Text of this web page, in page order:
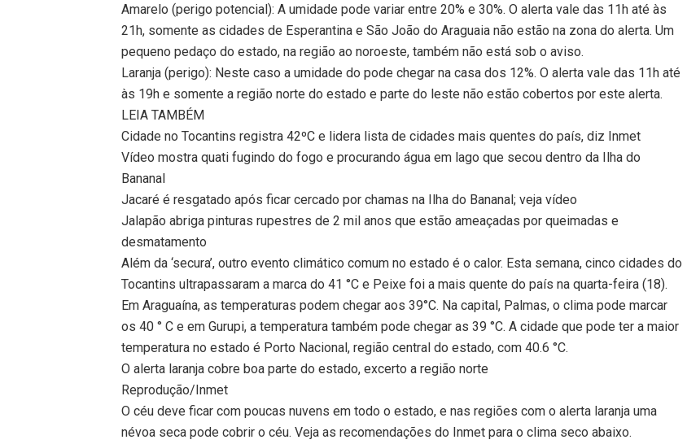
Amarelo (perigo potencial): A umidade pode variar entre 20% e 30%. O alerta vale das 11h até às
21h, somente as cidades de Esperantina e São João do Araguaia não estão na zona do alerta. Um
pequeno pedaço do estado, na região ao noroeste, também não está sob o aviso.
Laranja (perigo): Neste caso a umidade do pode chegar na casa dos 12%. O alerta vale das 11h até
às 19h e somente a região norte do estado e parte do leste não estão cobertos por este alerta.
LEIA TAMBÉM
Cidade no Tocantins registra 42ºC e lidera lista de cidades mais quentes do país, diz Inmet
Vídeo mostra quati fugindo do fogo e procurando água em lago que secou dentro da Ilha do
Bananal
Jacaré é resgatado após ficar cercado por chamas na Ilha do Bananal; veja vídeo
Jalapão abriga pinturas rupestres de 2 mil anos que estão ameaçadas por queimadas e
desmatamento
Além da ‘secura’, outro evento climático comum no estado é o calor. Esta semana, cinco cidades do
Tocantins ultrapassaram a marca do 41 °C e Peixe foi a mais quente do país na quarta-feira (18).
Em Araguaína, as temperaturas podem chegar aos 39°C. Na capital, Palmas, o clima pode marcar
os 40 ° C e em Gurupi, a temperatura também pode chegar as 39 °C. A cidade que pode ter a maior
temperatura no estado é Porto Nacional, região central do estado, com 40.6 °C.
O alerta laranja cobre boa parte do estado, excerto a região norte
Reprodução/Inmet
O céu deve ficar com poucas nuvens em todo o estado, e nas regiões com o alerta laranja uma
névoa seca pode cobrir o céu. Veja as recomendações do Inmet para o clima seco abaixo.